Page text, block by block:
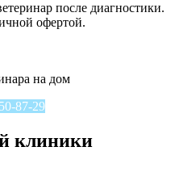
после диагностики.
офертой.
на дом
87-29
клиники